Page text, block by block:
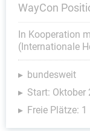
WayCon
In Kooperation
(Internationale
bundesweit
Start: Oktober
Freie Plätze: 1